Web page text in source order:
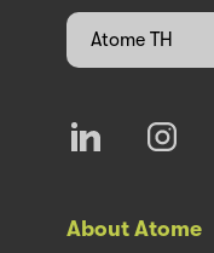
Atome TH
About Atome